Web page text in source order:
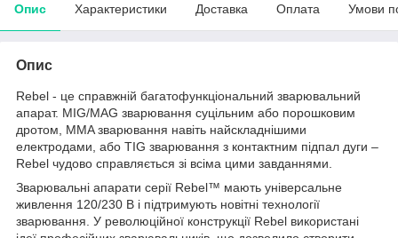
Опис Характеристики Доставка Оплата Умови
Опис
Rebel - це справжній багатофункціональний зварювальний
апарат. MIG/MAG зварювання суцільним або порошковим
дротом, MMA зварювання навіть найскладнішими
електродами, або TIG зварювання з контактним підпал дуги –
Rebel чудово справляється зі всіма цими завданнями.
Зварювальні апарати серії Rebel™ мають універсальне
живлення 120/230 В і підтримують новітні технології
зварювання. У революційної конструкції Rebel використані